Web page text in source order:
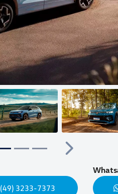
Próximo
(49) 3233-7373